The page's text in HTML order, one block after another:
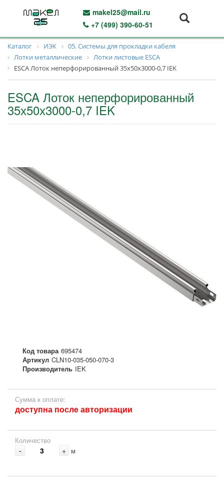
makel25@mail.ru
+7 (499) 390-60-51
Каталог ИЭК
05. Системы для прокладки кабеля
Лотки металлические
Лотки листовые ESCA
ESCA Лоток неперфорированный 35х50х3000-0,7 IEK
ESCA Лоток неперфорированный
35х50х3000-0,7 IEK
Код товара 695474
Артикул CLN10-035-050-070-3
Производитель IEK
Сумма к оплате:
доступна после авторизации
Количество
- + м